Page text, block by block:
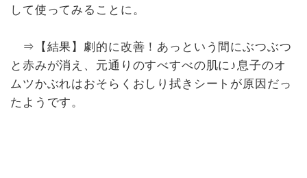
して使ってみることに。
⇒【結果】劇的に改善！あっという間にぶつぶつ
と赤みが消え、元通りのすべすべの肌に♪息子のオ
ムツかぶれはおそらくおしり拭きシートが原因だっ
たようです。